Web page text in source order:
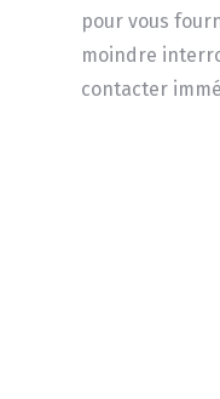
pour vous
moindre
contacter